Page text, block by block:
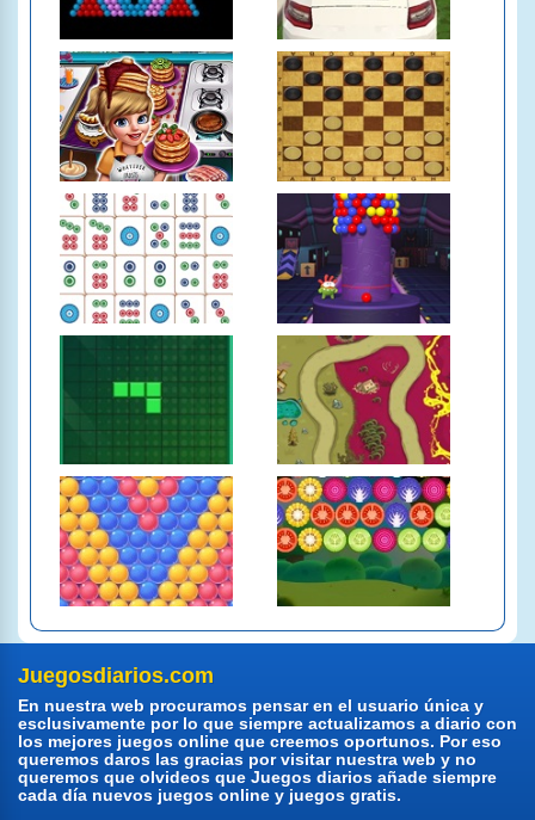
Juegosdiarios.com
En nuestra web procuramos pensar en el usuario única y
esclusivamente por lo que siempre actualizamos a diario con
los mejores juegos online que creemos oportunos. Por eso
queremos daros las gracias por visitar nuestra web y no
queremos que olvideos que Juegos diarios añade siempre
cada día nuevos juegos online y juegos gratis.